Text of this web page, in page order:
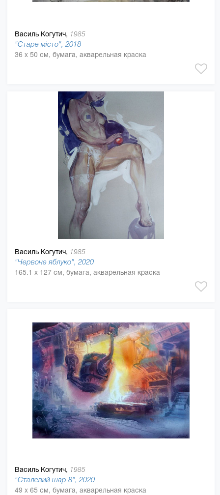
Василь Когутич, 1985
"Старе місто", 2018
36 x 50 см, бумага, акварельная краска
Василь Когутич, 1985
"Червоне яблуко", 2020
165.1 x 127 см, бумага, акварельная краска
Василь Когутич, 1985
"Сталевий шар 8", 2020
49 x 65 см, бумага, акварельная краска